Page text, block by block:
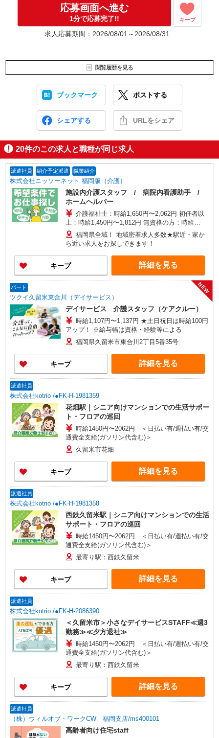
応募画面へ進む
1分で応募完了!! キープ
求人応募期間：2026/08/01～2026/08/31
閲覧履歴を見る
ブックマーク ポストする
シェアする URLをシェア
20件のこの求人と職種が同じ求人
派遣社員 紹介予定派遣 職業紹介
株式会社ニッソーネット 福岡版（介護）
施設内介護スタッフ / 病院内看護助手 /
ホームヘルパー
介護福祉士：時給1,650円〜2,062円 初任者以
上：時給1,450円〜1,812円 無資格の方：時給
1,350円〜1,687円 ※給与幅は勤務先による +交通
費、諸手当（勤務先による） +0円で介護資格が取
れる （別途規定） ★給与日払い制度あり！
福岡県全域！ 地域密着求人多数★駅近・家か
ら近い求人をお探しできます！
キープ 詳細を見る
パート
ツクイ久留米東合川（デイサービス）
NEW
デイサービス 介護スタッフ（ケアクルー）
時給1,107円〜1,137円 ★土日祝日は時給100円
アップ！ ※給与幅は資格・経験等による
福岡県久留米市東合川2丁目5番35号
キープ 詳細を見る
派遣社員
株式会社kotrio /●FK-H-1981359
花畑駅｜シニア向けマンションでの生活サポー
ト・フロアの巡回
時給1450円〜2062円 ＜日払い有/週払い有/交
通費全支給(ガソリン代含む)＞
久留米市花畑
キープ 詳細を見る
派遣社員
株式会社kotrio /●FK-H-1981358
西鉄久留米駅｜シニア向けマンションでの生活
サポート・フロアの巡回
時給1450円〜2062円 ＜日払い有/週払い有/交
通費全支給(ガソリン代含む)＞
最寄り駅：西鉄久留米
キープ 詳細を見る
派遣社員
株式会社kotrio /●FK-H-2086390
＜久留米市＞小さなデイサービスSTAFF≪週3
勤務≫≪夕方退社≫
時給1450円〜2062円 ＜日払い有/週払い有/交
通費全支給(ガソリン代含む)＞
最寄り駅：西鉄久留米
キープ 詳細を見る
派遣社員
（株）ウィルオブ・ワークCW 福岡支店/ms400101
高齢者向け住宅staff